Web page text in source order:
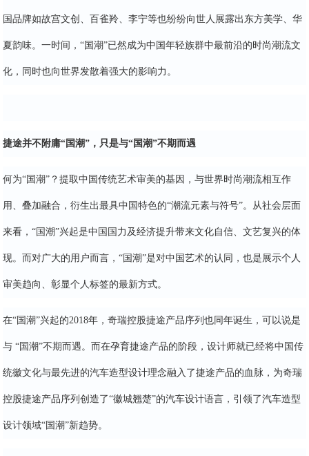
国品牌如故宫文创、百雀羚、李宁等也纷纷向世人展露出东方美学、华
夏韵味。一时间，“国潮”已然成为中国年轻族群中最前沿的时尚潮流文
化，同时也向世界发散着强大的影响力。
捷途并不附庸“国潮”，只是与“国潮”不期而遇
何为“国潮”？提取中国传统艺术审美的基因，与世界时尚潮流相互作
用、叠加融合，衍生出最具中国特色的“潮流元素与符号”。从社会层面
来看，“国潮”兴起是中国国力及经济提升带来文化自信、文艺复兴的体
现。而对广大的用户而言，“国潮”是对中国艺术的认同，也是展示个人
审美趋向、彰显个人标签的最新方式。
在“国潮”兴起的2018年，奇瑞控股捷途产品序列也同年诞生，可以说是
与 “国潮”不期而遇。而在孕育捷途产品的阶段，设计师就已经将中国传
统徽文化与最先进的汽车造型设计理念融入了捷途产品的血脉，为奇瑞
控股捷途产品序列创造了“徽城翘楚”的汽车设计语言，引领了汽车造型
设计领域“国潮”新趋势。